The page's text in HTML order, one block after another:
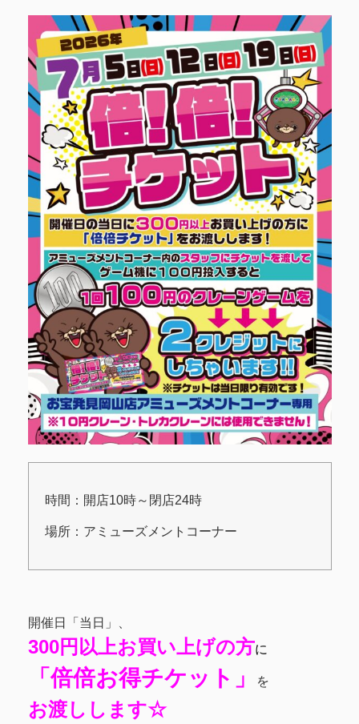
時間：開店10時～閉店24時
場所：アミューズメントコーナー
開催日「当日」、
300円以上お買い上げの方に
「倍倍お得チケット」 を
お渡しします☆